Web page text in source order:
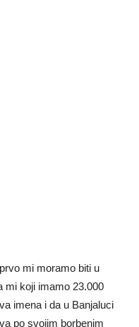
mi moramo biti u
mi koji imamo 23.000
imena i da u Banjaluci
po svojim borbenim